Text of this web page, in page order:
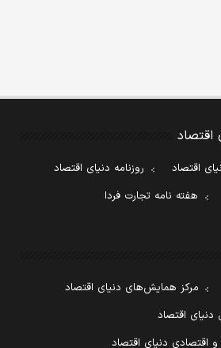
اقتصاد
اقتصاد
روزنامه دنیای اقتصاد
هفته نامه تجارت فردا
مرکز همایش‌های دنیای اقتصاد
اقتصاد
دنیای اقتصاد